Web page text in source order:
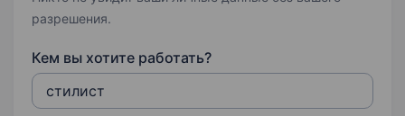
разрешения.
Кем вы хотите работать?